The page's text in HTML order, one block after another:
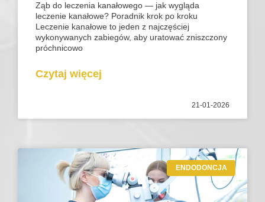
Ząb do leczenia kanałowego — jak wygląda
leczenie kanałowe? Poradnik krok po kroku
Leczenie kanałowe to jeden z najczęściej
wykonywanych zabiegów, aby uratować zniszczony
próchnicowo
Czytaj więcej
21-01-2026
ENDODONCJA